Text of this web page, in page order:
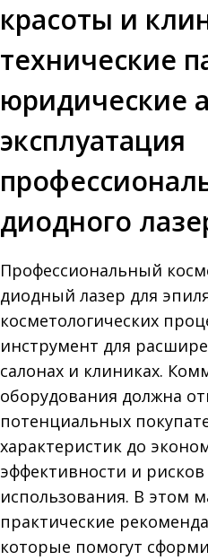
красоты и
технические
юридические
эксплуатация
диодного
Профессиональный
диодный лазер для
косметологических
инструмент для
салонах и клиниках.
оборудования должна
потенциальных
характеристик до
эффективности и
использования. В этом
практические
которые помогут